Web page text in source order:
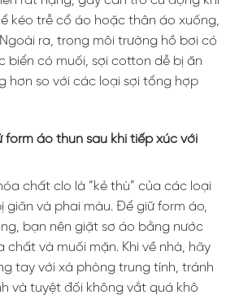
kéo trễ cổ áo hoặc thân áo xuống,
ra, trong môi trường hồ bơi có
biển có muối, sợi cotton dễ bị ăn
hơn so với các loại sợi tổng hợp
form áo thun sau khi tiếp xúc với
chất clo là “kẻ thù” của các loại
giãn và phai màu. Để giữ form áo,
bạn nên giặt sơ áo bằng nước
chất và muối mặn. Khi về nhà, hãy
tay với xà phòng trung tính, tránh
và tuyệt đối không vắt quá khô